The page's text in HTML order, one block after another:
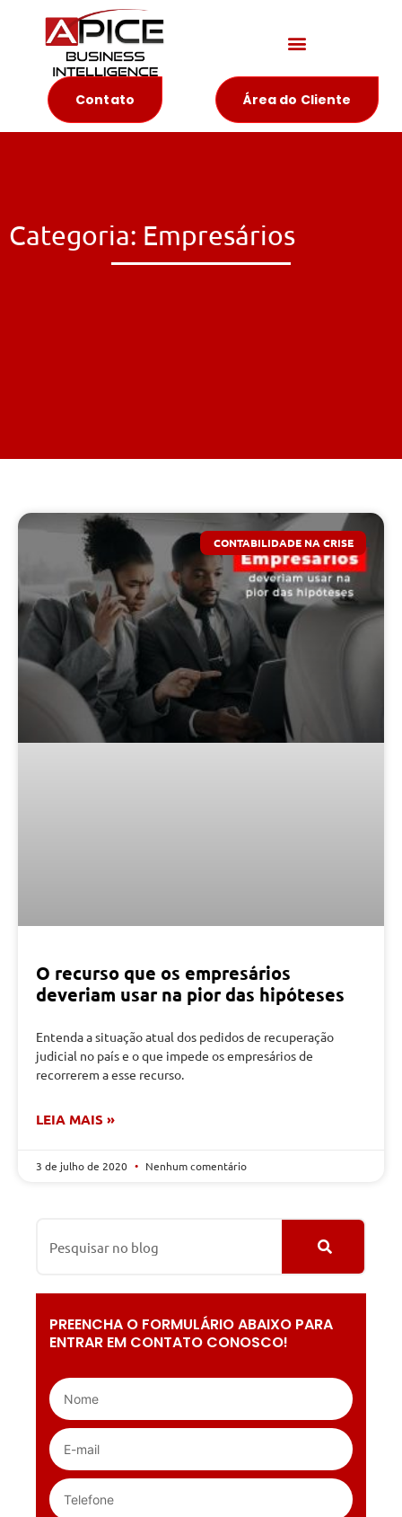
Contato Área do Cliente
Categoria: Empresários
CONTABILIDADE NA CRISE
O recurso que os empresários
deveriam usar na pior das hipóteses
Entenda a situação atual dos pedidos de recuperação
judicial no país e o que impede os empresários de
recorrerem a esse recurso.
LEIA MAIS »
3 de julho de 2020 Nenhum comentário
PREENCHA O FORMULÁRIO ABAIXO PARA
ENTRAR EM CONTATO CONOSCO!